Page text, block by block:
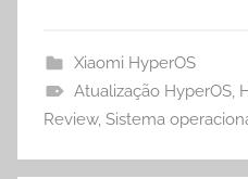
Xiaomi HyperOS
Atualização HyperOS,
Review, Sistema